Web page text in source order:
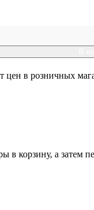
цен в розничных
корзину, а